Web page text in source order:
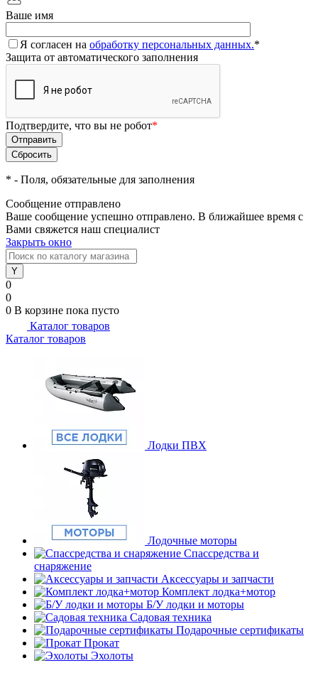
Ваше имя
Я согласен на обработку персональных данных.*
Защита от автоматического заполнения
Подтвердите, что вы не робот*
* - Поля, обязательные для заполнения
Сообщение отправлено
Ваше сообщение успешно отправлено. В ближайшее время с
Вами свяжется наш специалист
Закрыть окно
0
0
0 В корзине пока пусто
Каталог товаров
Каталог товаров
Лодки ПВХ
Лодочные моторы
Спассредства и
снаряжение
Аксессуары и запчасти
Комплект лодка+мотор
Б/У лодки и моторы
Садовая техника
Подарочные сертификаты
Прокат
Эхолоты